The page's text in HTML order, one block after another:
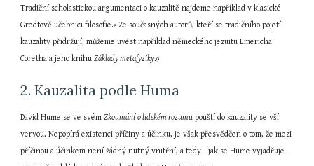
Tradiční scholastickou argumentaci o kauzalitě najdeme například v klasické
Gredtově učebnici filosofie.8 Ze současných autorů, kteří se tradičního pojetí
kauzality přidržují, můžeme uvést například německého jezuitu Emericha
Coretha a jeho knihu Základy metafyziky.9
2. Kauzalita podle Huma
David Hume se ve svém Zkoumání o lidském rozumu pouští do kauzality se vší
vervou. Nepopírá existenci příčiny a účinku, je však přesvědčen o tom, že mezi
příčinou a účinkem není žádný nutný vnitřní, a tedy - jak se Hume vyjadřuje -